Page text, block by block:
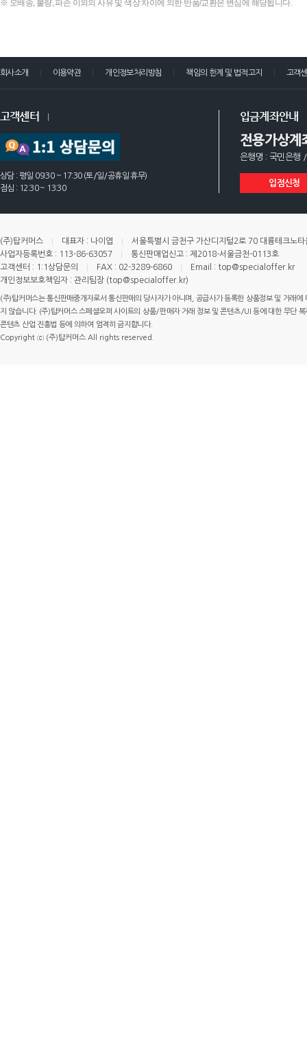
※ 오배송, 불량, 파손 이외의 사유 및 색상 차이에 의한 반품/교환은 변심에 해당됩니다.
회사소개 이용약관 개인정보처리방침 책임의 한계 및 법적고지 고객
고객센터
상담 : 평일 09:30 ~ 17:30 (토/일/공휴일 휴무)
점심 : 12:30 ~ 13:30
입금계좌안내
전용가상계
은행명 : 국민은행
입점신청
(주)탑커머스 대표자 : 나이엽
서울특별시 금천구 가산디지털2로 70 대륭테크노
사업자등록번호 : 113-86-63057
통신판매업신고 : 제2018-서울금천-0113호
고객센터 : 1:1상담문의
FAX : 02-3289-6860
Email : top@specialoffer.kr
개인정보보호책임자 : 관리팀장 (top@specialoffer.kr)
(주)탑커머스는 통신판매중개자로서 통신판매의 당사자가 아니며, 공급사가 등록한 상품정보 및 거래
지 않습니다. (주)탑커머스 스페셜오퍼 사이트의 상품/판매자 거래 정보 및 콘텐츠/UI 등에 대한 무단
콘텐츠 산업 진흥법 등에 의하여 엄격히 금지합니다.
Copyright ⓒ (주)탑커머스 All rights reserved.